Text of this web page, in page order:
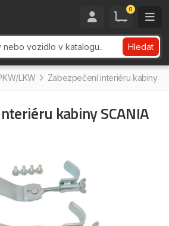
0
Hledat
LKW Zabezpečení interiéru kabiny
kabiny SCANIA